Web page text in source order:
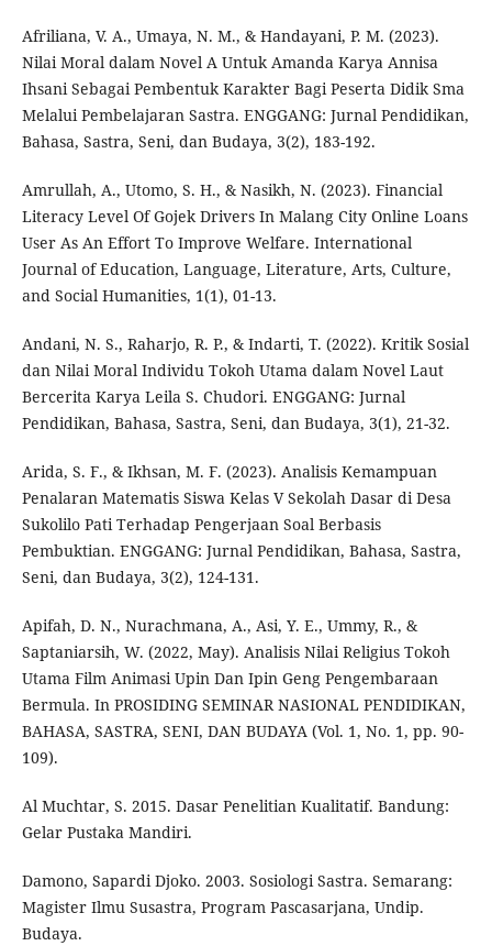
Afriliana, V. A., Umaya, N. M., & Handayani, P. M. (2023).
Nilai Moral dalam Novel A Untuk Amanda Karya Annisa
Ihsani Sebagai Pembentuk Karakter Bagi Peserta Didik Sma
Melalui Pembelajaran Sastra. ENGGANG: Jurnal Pendidikan,
Bahasa, Sastra, Seni, dan Budaya, 3(2), 183-192.
Amrullah, A., Utomo, S. H., & Nasikh, N. (2023). Financial
Literacy Level Of Gojek Drivers In Malang City Online Loans
User As An Effort To Improve Welfare. International
Journal of Education, Language, Literature, Arts, Culture,
and Social Humanities, 1(1), 01-13.
Andani, N. S., Raharjo, R. P., & Indarti, T. (2022). Kritik Sosial
dan Nilai Moral Individu Tokoh Utama dalam Novel Laut
Bercerita Karya Leila S. Chudori. ENGGANG: Jurnal
Pendidikan, Bahasa, Sastra, Seni, dan Budaya, 3(1), 21-32.
Arida, S. F., & Ikhsan, M. F. (2023). Analisis Kemampuan
Penalaran Matematis Siswa Kelas V Sekolah Dasar di Desa
Sukolilo Pati Terhadap Pengerjaan Soal Berbasis
Pembuktian. ENGGANG: Jurnal Pendidikan, Bahasa, Sastra,
Seni, dan Budaya, 3(2), 124-131.
Apifah, D. N., Nurachmana, A., Asi, Y. E., Ummy, R., &
Saptaniarsih, W. (2022, May). Analisis Nilai Religius Tokoh
Utama Film Animasi Upin Dan Ipin Geng Pengembaraan
Bermula. In PROSIDING SEMINAR NASIONAL PENDIDIKAN,
BAHASA, SASTRA, SENI, DAN BUDAYA (Vol. 1, No. 1, pp. 90-
109).
Al Muchtar, S. 2015. Dasar Penelitian Kualitatif. Bandung:
Gelar Pustaka Mandiri.
Damono, Sapardi Djoko. 2003. Sosiologi Sastra. Semarang:
Magister Ilmu Susastra, Program Pascasarjana, Undip.
Budaya.